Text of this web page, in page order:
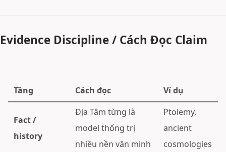
Evidence Discipline / Cách Đọc Claim
Tầng Cách đọc Ví dụ
Fact /
history
Địa Tâm từng là
model thống trị
nhiều nền văn minh
Ptolemy,
ancient
cosmologies